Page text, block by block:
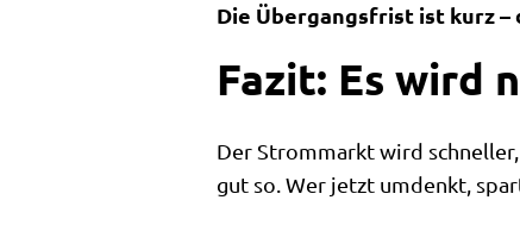
Die Übergangsfrist ist kurz –
Fazit: Es wird
Der Strommarkt wird
gut so. Wer jetzt umdenkt,